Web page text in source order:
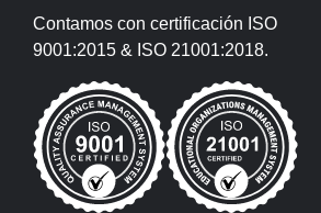
Contamos con certificación ISO
9001:2015 & ISO 21001:2018.